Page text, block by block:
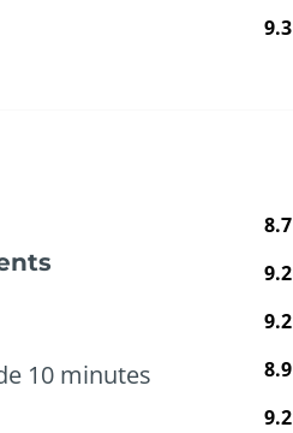
9.3
10 minutes
8.7
9.2
9.2
8.9
9.2